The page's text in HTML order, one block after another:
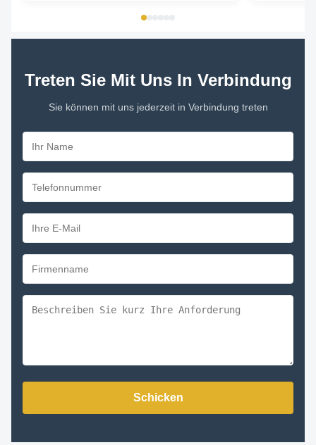
Treten Sie Mit Uns In Verbindung
Sie können mit uns jederzeit in Verbindung treten
Schicken